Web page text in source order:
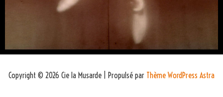
Copyright © 2026 Cie la Musarde | Propulsé par Thème WordPress Astra